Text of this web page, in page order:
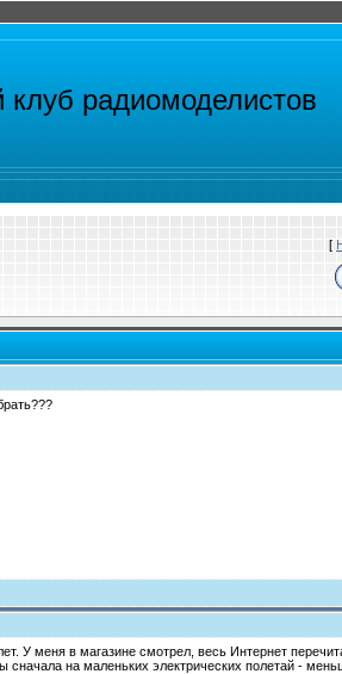
клуб радиомоделистов
[
меня в магазине смотрел, весь Интернет
на маленьких электрических полетай -